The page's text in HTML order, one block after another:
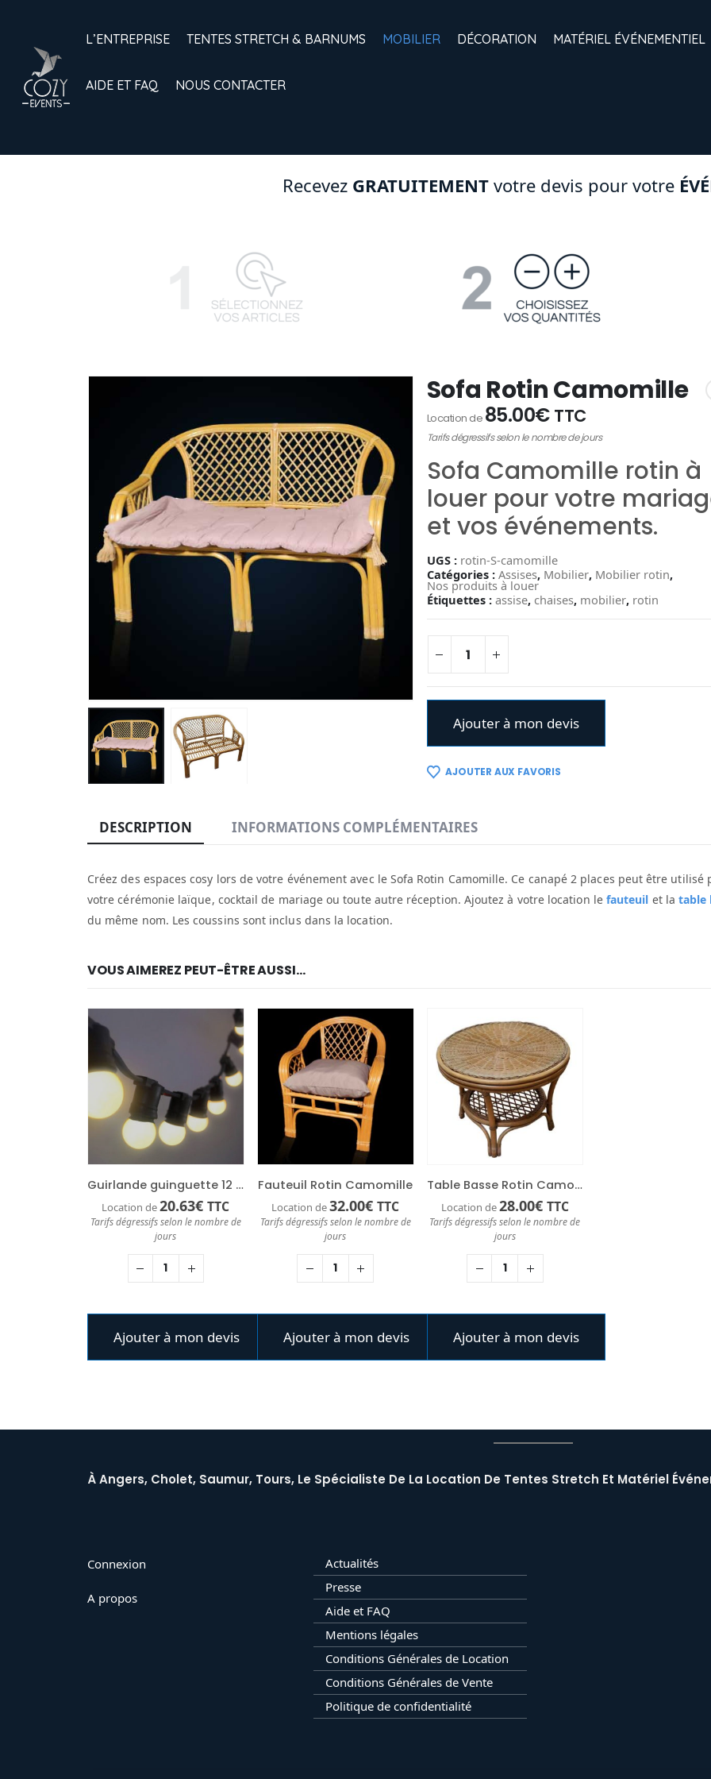
L’ENTREPRISE TENTES STRETCH & BARNUMS MOBILIER DÉCORATION MATÉRIEL ÉVÉNEMENTIEL
AIDE ET FAQ NOUS CONTACTER
Recevez GRATUITEMENTvotre devis pour votre
Sofa Rotin Camomille
Location de 85.00€ TTC
Tarifs dégressifs selon le nombre de jours
Sofa Camomille rotin à
louer pour votre
et vos événements.
UGS : rotin-S-camomille
Catégories : Assises, Mobilier, Mobilier rotin,
Nos produits à louer
Étiquettes : assise, chaises, mobilier, rotin
Ajouter à mon devis
AJOUTER AUX FAVORIS
DESCRIPTION INFORMATIONS COMPLÉMENTAIRES
Créez des espaces cosy lors de votre événement avec le Sofa Rotin Camomille. Ce canapé 2 places peut être utilisé
votre cérémonie laïque, cocktail de mariage ou toute autre réception. Ajoutez à votre location le fauteuil et la table
du même nom. Les coussins sont inclus dans la location.
VOUS AIMEREZ PEUT-ÊTRE AUSSI…
Guirlande guinguette 12 mètres
Location de20.63€ TTC
Tarifs dégressifs selon le nombre de
jours
Ajouter à mon devis
Fauteuil Rotin Camomille
Location de32.00€ TTC
Tarifs dégressifs selon le nombre de
jours
Ajouter à mon devis
Table Basse Rotin Camomille
Location de28.00€ TTC
Tarifs dégressifs selon le nombre de
jours
Ajouter à mon devis
À Angers, Cholet, Saumur, Tours, Le Spécialiste De La Location De Tentes Stretch Et Matériel
Connexion
A propos
Actualités
Presse
Aide et FAQ
Mentions légales
Conditions Générales de Location
Conditions Générales de Vente
Politique de confidentialité